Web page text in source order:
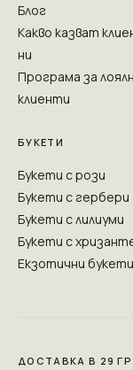
Блог
Какво казват
ни
Програма за
клиенти
БУКЕТИ
Букети с рози
Букети с гербери
Букети с лилиуми
Букети с
Екзотични букети
ДОСТАВКА В 29